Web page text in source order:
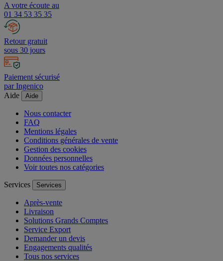
A votre écoute au
01 34 53 35 35
Retour gratuit
sous 30 jours
Paiement sécurisé
par Ingenico
Aide
Aide
Nous contacter
FAQ
Mentions légales
Conditions générales de vente
Gestion des cookies
Données personnelles
Voir toutes nos catégories
Services Services
Après-vente
Livraison
Solutions Grands Comptes
Service Export
Demander un devis
Engagements qualités
Tous nos services